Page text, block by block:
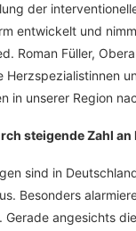
der
entwickelt und
Roman Füller,
Herzspezialistinnen
in unserer Region
steigende Zahl
sind in
Besonders
Gerade angesichts